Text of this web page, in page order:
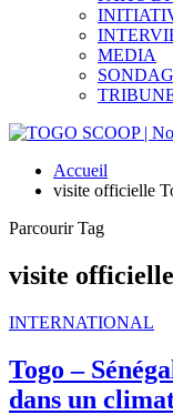
MEDIA
Accueil
visite officielle
Parcourir Tag
visite
INTERNATIONAL
Togo –
dans un